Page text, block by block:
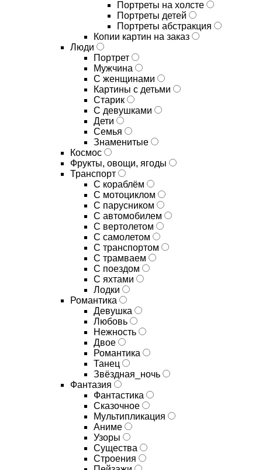
Портреты на холсте
Портреты детей
Портреты абстракция
Копии картин на заказ
Люди
Портрет
Мужчина
С женщинами
Картины с детьми
Старик
С девушками
Дети
Семья
Знаменитые
Космос
Фрукты, овощи, ягоды
Транспорт
С кораблём
С мотоциклом
С парусником
С автомобилем
С вертолетом
С самолетом
С транспортом
С трамваем
С поездом
С яхтами
Лодки
Романтика
Девушка
Любовь
Нежность
Двое
Романтика
Танец
Звёздная_ночь
Фантазия
Фантастика
Сказочное
Мультипликация
Аниме
Узоры
Существа
Строения